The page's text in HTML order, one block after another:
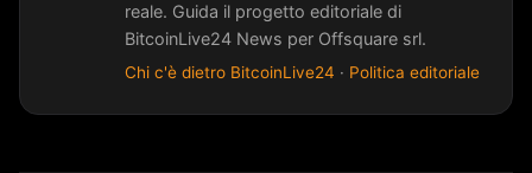
reale. Guida il progetto editoriale di
BitcoinLive24 News per Offsquare srl.
Chi c'è dietro BitcoinLive24 · Politica editoriale